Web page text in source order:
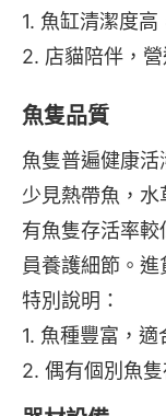
1. 魚缸清潔度
2. 店貓陪伴，
魚隻品質
魚隻普遍健康
少見熱帶魚，
有魚隻存活率
員養護細節。進
特別說明：
1. 魚種豐富，
2. 偶有個別魚